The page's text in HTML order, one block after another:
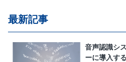
最新記事
音声認識シ
ーに導入す